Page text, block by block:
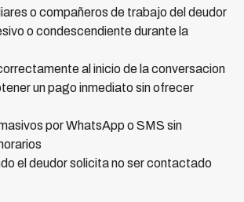
o compañeros de trabajo del deudor
o condescendiente durante la
al inicio de la conversacion
un pago inmediato sin ofrecer
por WhatsApp o SMS sin
el deudor solicita no ser contactado